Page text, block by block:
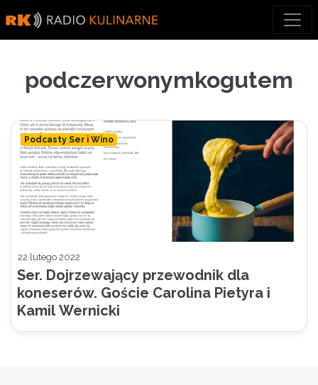
to
content
podczerwonymkogutem
Podcasty Ser i Wino
22 lutego 2022
Ser. Dojrzewający przewodnik dla
koneserów. Goście Carolina Pietyra i
Kamil Wernicki